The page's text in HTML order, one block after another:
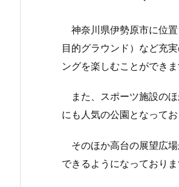
神奈川県伊勢原市に位
目的グラウンド）など充
ングを楽しむことができ
また、スポーツ施設の
にも人気の公園となってお
そのほか高台の展望広
できるようになっておりま